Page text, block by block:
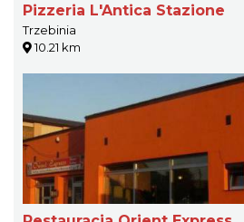
Pizzeria L'Antica Stazione
Trzebinia
10.21 km